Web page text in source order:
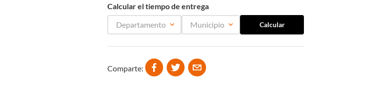
Calcular el tiempo de entrega
Departamento
Municipio
Comparte